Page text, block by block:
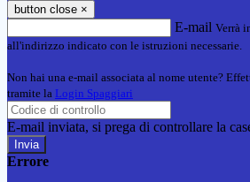
button close ×
E-mail Verrà
all'indirizzo indicato con le istruzioni necessarie.
Non hai una e-mail associata al nome utente?
tramite la Login Spaggiari
E-mail inviata, si prega di controllare la
Errore